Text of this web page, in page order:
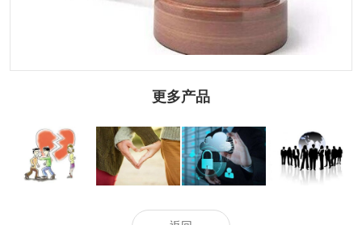
更多产品
南京侦探：有小
孩了离婚怎么办-
怀孕了想离婚要
怎样才行
家庭暴力离婚孩
子归谁
离婚协议书签字
后多久失效